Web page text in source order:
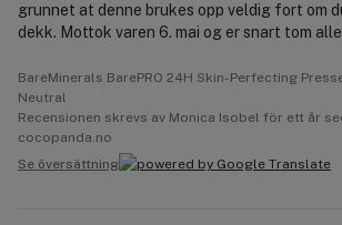
grunnet at denne brukes opp veldig fort om
dekk. Mottok varen 6. mai og er snart tom
BareMinerals BarePRO 24H Skin-Perfecting
Neutral
Recensionen skrevs av Monica Isobel för ett år
cocopanda.no
Se översättning